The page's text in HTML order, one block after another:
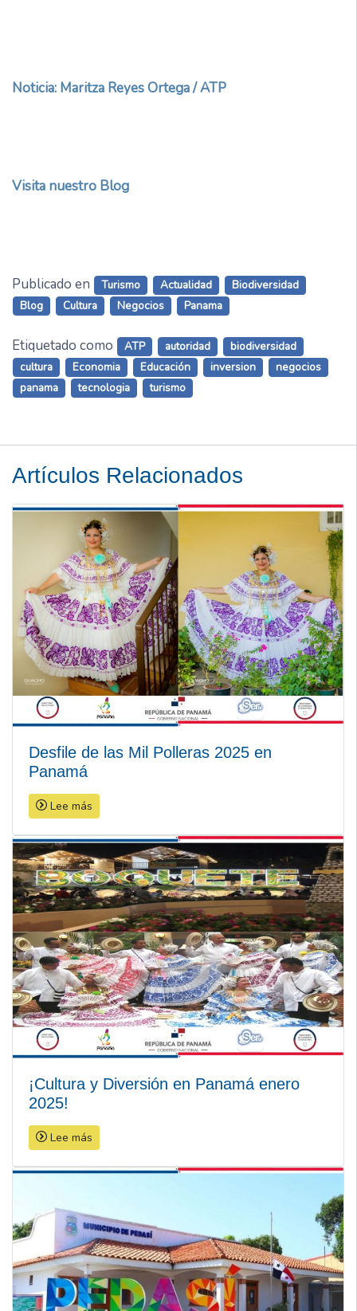
Noticia: Maritza Reyes Ortega / ATP
Visita nuestro Blog
Publicado en Turismo Actualidad
Biodiversidad
Blog
Cultura Negocios Panama
Etiquetado como ATP autoridad
biodiversidad
cultura
Economia Educación inversion
negocios
panama
tecnologia turismo
Artículos Relacionados
Desfile de las Mil Polleras 2025 en
Panamá
Lee más
¡Cultura y Diversión en Panamá enero
2025!
Lee más